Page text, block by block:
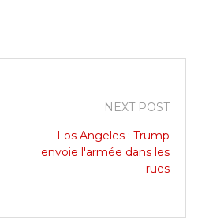
NEXT POST
Los Angeles : Trump
envoie l'armée dans les
rues